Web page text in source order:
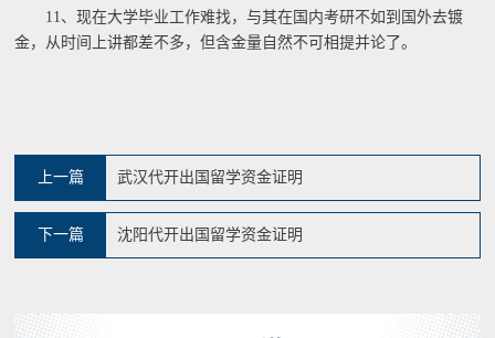
11、现在大学毕业工作难找，与其在国内考研不如到国外去镀
金，从时间上讲都差不多，但含金量自然不可相提并论了。
上一篇 武汉代开出国留学资金证明
沈阳代开出国留学资金证明
下一篇